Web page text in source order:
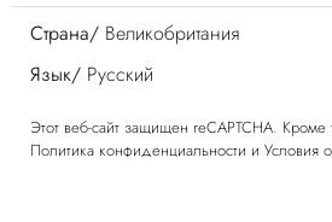
Страна/ Великобритания
Язык/ Русский
Этот веб-сайт защищен reCAPTCHA. Кроме
Политика конфиденциальности и Условия